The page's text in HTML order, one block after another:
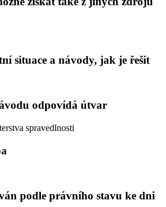
situace a návody, jak je řešit
odpovídá útvar
spravedlnosti
podle právního stavu ke dni